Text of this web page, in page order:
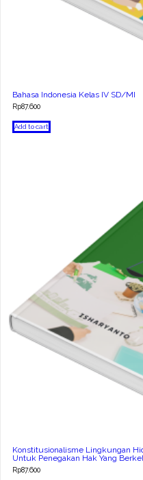
Bahasa Indonesia Kelas IV SD/MI
Rp87.600
Add to cart
Konstitusionalisme Lingkungan
Untuk Penegakan Hak Yang
Rp87.600